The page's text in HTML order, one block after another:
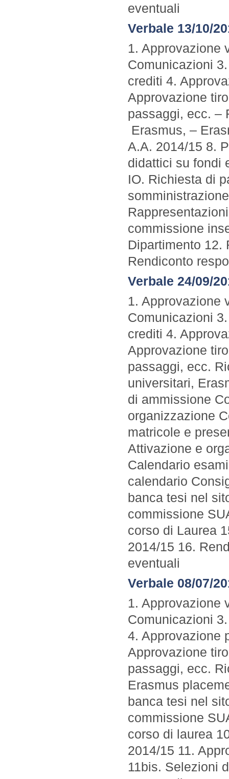
eventuali
Verbale 13/10/
1. Approvazione
Comunicazioni
crediti 4.
Approvazione
passaggi, ecc. –
Erasmus, –
A.A. 2014/15 8.
didattici su fondi
IO. Richiesta di
commissione
Dipartimento 12.
Rendiconto
Verbale 24/09/
1. Approvazione
Comunicazioni
crediti 4.
Approvazione
passaggi, ecc.
universitari,
di ammissione
organizzazione
matricole e
Attivazione e
Calendario
calendario
banca tesi nel
commissione
corso di Laurea
2014/15 16.
eventuali
Verbale 08/07/
1. Approvazione
Comunicazioni
4. Approvazione
Approvazione
passaggi, ecc.
Erasmus
banca tesi nel
commissione
corso di laurea
2014/15 11.
11bis. Selezioni